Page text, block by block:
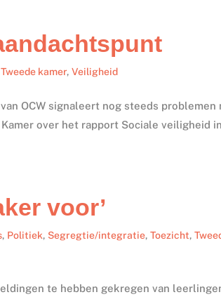
Tweede kamer,Veiligheid
OCW signaleert nog steeds problemen
over het rapport Sociale veiligheid
voor’
, Politiek, Segregtie/integratie,Toezicht,
te hebben gekregen van